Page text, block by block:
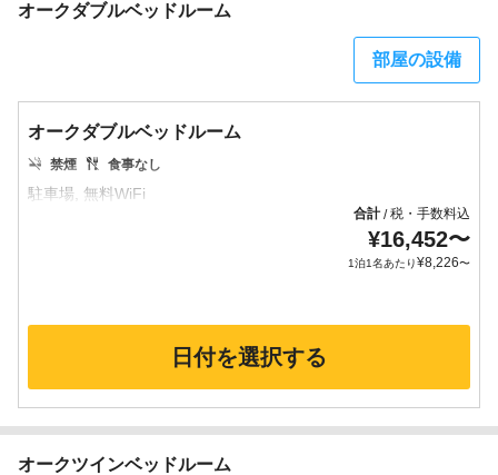
オークダブルベッドルーム
部屋の設備
オークダブルベッドルーム
禁煙 食事なし
合計/税・手数料込
¥16,452〜
1泊1名あたり¥8,226〜
日付を選択する
オークツインベッドルーム